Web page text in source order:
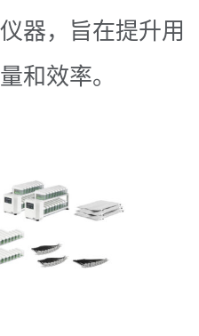
器，旨在提升用
和效率。